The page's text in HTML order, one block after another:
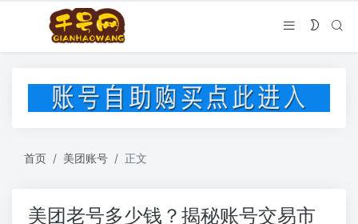
首页 美团账号 正文
美团老号多少钱？揭秘账号交易市